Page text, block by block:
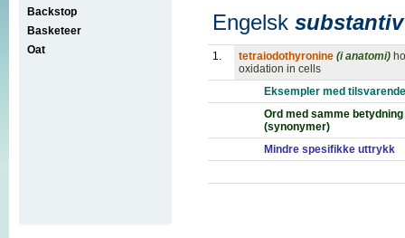
Backstop
Basketeer
Oat
Engelsk substantiv
1. tetraiodothyronine (i anatomi)
oxidation in cells
Eksempler med
Ord med samme betydning
(synonymer)
Mindre spesifikke uttrykk